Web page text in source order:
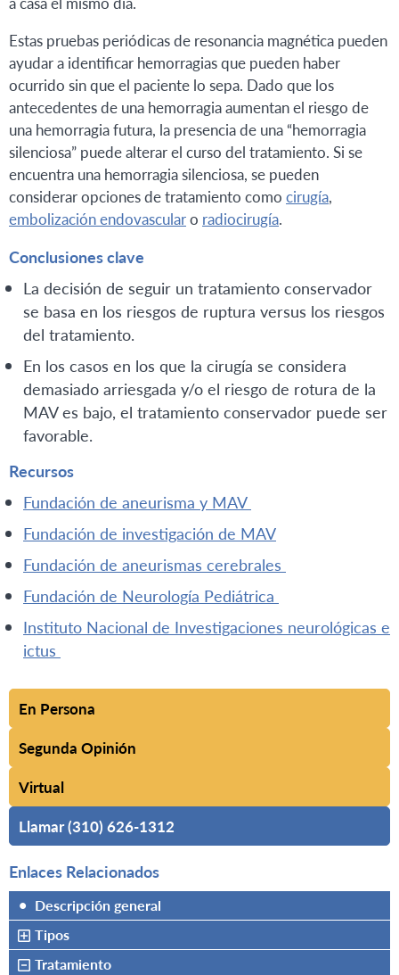
Estas pruebas periódicas de resonancia magnética pueden
ayudar a identificar hemorragias que pueden haber
ocurrido sin que el paciente lo sepa. Dado que los
antecedentes de una hemorragia aumentan el riesgo de
una hemorragia futura, la presencia de una “hemorragia
silenciosa” puede alterar el curso del tratamiento. Si se
encuentra una hemorragia silenciosa, se pueden
considerar opciones de tratamiento como cirugía,
embolización endovascularo radiocirugía.
Conclusiones clave
La decisión de seguir un tratamiento conservador
se basa en los riesgos de ruptura versus los riesgos
del tratamiento.
En los casos en los que la cirugía se considera
demasiado arriesgada y/o el riesgo de rotura de la
MAV es bajo, el tratamiento conservador puede ser
favorable.
Recursos
Fundación de aneurisma y MAV
Fundación de investigación de MAV
Fundación de aneurismas cerebrales
Fundación de Neurología Pediátrica
Instituto Nacional de Investigaciones neurológicas e
ictus
En Persona
Segunda Opinión
Virtual
Llamar (310) 626-1312
Enlaces Relacionados
• Descripción general
Tipos
Tratamiento